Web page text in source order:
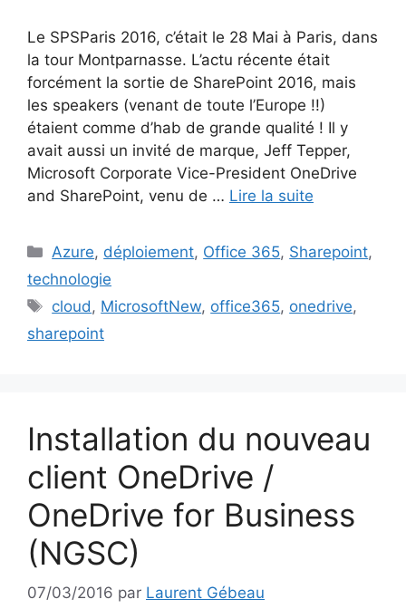
Le SPSParis 2016, c’était le 28 Mai à Paris, dans
la tour Montparnasse. L’actu récente était
forcément la sortie de SharePoint 2016, mais
les speakers (venant de toute l’Europe !!)
étaient comme d’hab de grande qualité ! Il y
avait aussi un invité de marque, Jeff Tepper,
Microsoft Corporate Vice-President OneDrive
and SharePoint, venu de … Lire la suite
Catégories
Azure, déploiement, Office 365, Sharepoint,
technologie
Étiquettes
cloud , MicrosoftNew, office365, onedrive,
sharepoint
Installation du nouveau
client OneDrive /
OneDrive for Business
(NGSC)
07/03/2016 par Laurent Gébeau